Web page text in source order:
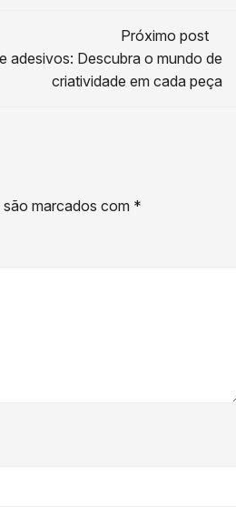
Próximo post
adesivos: Descubra o mundo de
criatividade em cada peça
marcados com *